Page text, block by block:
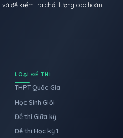
đề kiểm tra chất lượng cao hoàn
LOẠI ĐỀ THI
THPT Quốc Gia
Học Sinh Giỏi
Đề thi Giữa kỳ
Đề thi Học kỳ 1